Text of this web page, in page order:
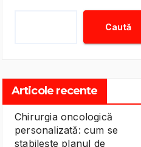
Caută
Articole recente
Chirurgia oncologică
personalizată: cum se
stabilește planul de